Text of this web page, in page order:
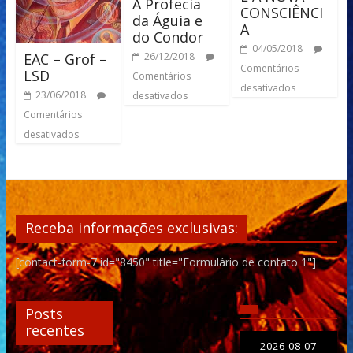
EAC – Grof –
LSD
23/06/2018
Comentários
desativados
A Profecia
da Águia e
do Condor
26/12/2018
Comentários
desativados
CONSCIÊNCI
A
04/05/2018
Comentários
desativados
Receba informações exclusivas:
[contact-form-7 id="8450" title="Formulário de contato 1"]
Posts
recentes
2026-08-07